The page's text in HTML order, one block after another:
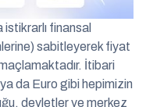
finansal
sabitleyerek fiyat
İtibari
da Euro gibi hepimizin
devletler ve merkez